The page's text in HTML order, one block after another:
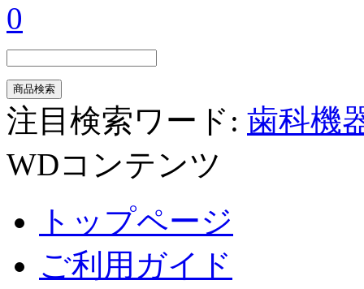
0
注目検索ワード: 歯科機
WDコンテンツ
トップページ
ご利用ガイド